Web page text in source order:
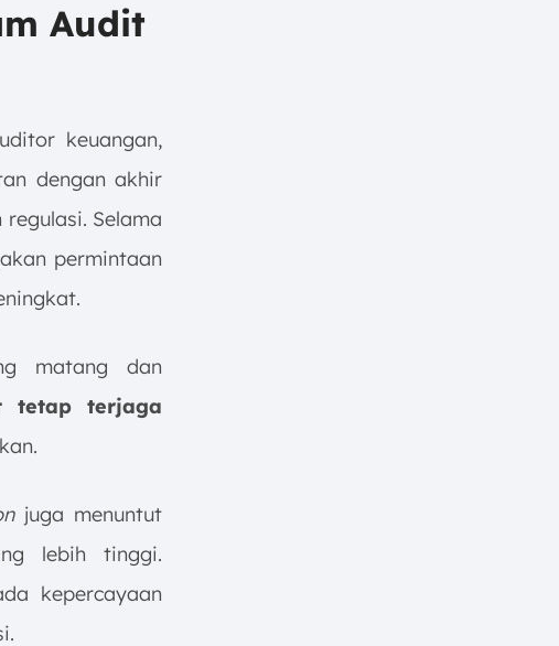
Audit
keuangan,
dengan akhir
Selama
permintaan
matang dan
tetap terjaga
juga menuntut
lebih tinggi.
kepercayaan